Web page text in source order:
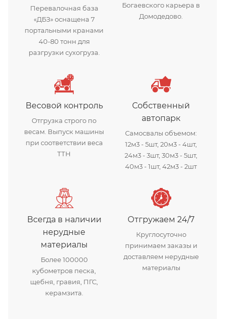
Перевалочная база
«ДБЗ» оснащена 7
портальными кранами
40-80 тонн для
разгрузки сухогруза.
Богаевского карьера в
Домодедово.
Весовой контроль
Отгрузка строго по
весам. Выпуск машины
при соответствии веса
ТТН
Собственный
автопарк
Самосвалы объемом:
12м3 - 5шт, 20м3 - 4шт,
24м3 - 3шт, 30м3 - 5шт,
40м3 - 1шт, 42м3 - 2шт
Всегда в наличии
нерудные
материалы
Более 100000
кубометров песка,
щебня, гравия, ПГС,
керамзита.
Отгружаем 24/7
Круглосуточно
принимаем заказы и
доставляем нерудные
материалы